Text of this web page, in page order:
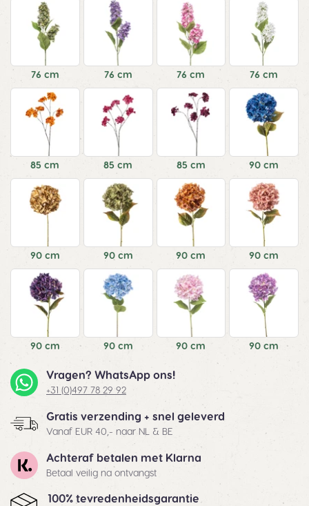
76 cm 76 cm 76 cm 76 cm
85 cm 85 cm 85 cm 90 cm
90 cm 90 cm 90 cm 90 cm
90 cm 90 cm 90 cm 90 cm
Vragen? WhatsApp ons!
+31 (0)497 78 29 92
Gratis verzending + snel geleverd
Vanaf EUR 40,- naar NL & BE
Achteraf betalen met Klarna
Betaal veilig na ontvangst
100% tevredenheidsgarantie